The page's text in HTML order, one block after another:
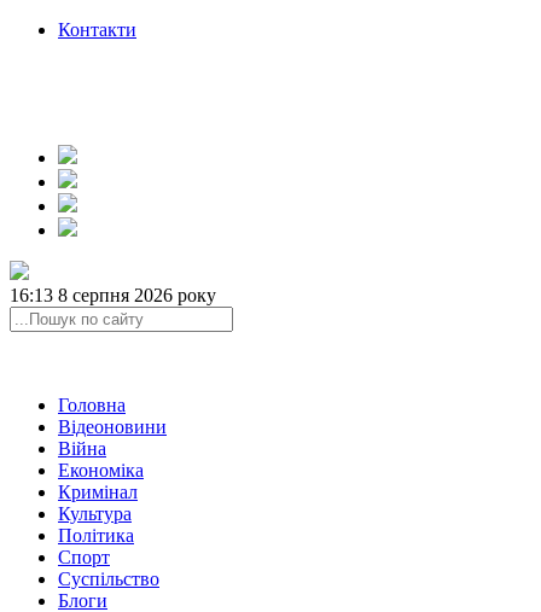
Контакти
16:13 8 серпня 2026 року
Головна
Відеоновини
Війна
Економіка
Кримінал
Культура
Політика
Спорт
Суспільство
Блоги